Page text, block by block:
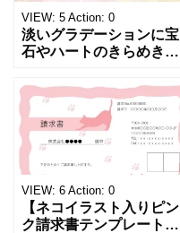
VIEW: 5 Action: 0
淡いグラデーションに宝
石やハートのきらめきを
チックな請求書雛形で
す。パステルピンクやラ
ベンダーの色彩がやわら
かな質感を生み出し、受
け取った相手の心をくす
ぐる特別な仕上がりとな
っています。 ハンドメイ
ド雑貨、コスメブラン
VIEW: 6 Action: 0
【ネコイラスト入りピン
ク請求書テンプレート